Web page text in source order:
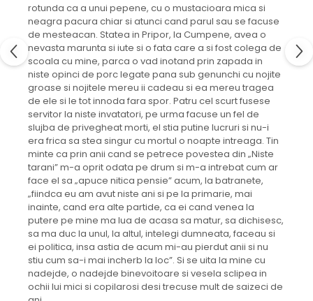
rotunda ca a unui pepene, cu o mustacioara mica si
neagra pacura chiar si atunci cand parul sau se facuse
de mesteacan. Statea in Pripor, la Cumpene, avea o
nevasta marunta si iute si o fata care a si fost colega de
scoala cu mine, parca o vad inotand prin zapada in
niste opinci de porc legate pana sub genunchi cu nojite
groase si nojitele mereu ii cadeau si ea mereu tragea
de ele si le tot innoda fara spor. Patru cel scurt fusese
servitor la niste invatatori, pe urma facuse un fel de
slujba de privegheat morti, el stia putine lucruri si nu-i
era frica sa stea singur cu mortul o noapte intreaga. Tin
minte ca prin anii cand se petrece povestea din „Niste
tarani” m-a oprit odata pe drum si m-a intrebat cum ar
face el sa „apuce nitica pensie” acum, la batranete,
„fiindca eu am avut niste ani si pe la primarie, mai
inainte, cand era alte partide, ca ei cand venea la
putere pe mine ma lua de acasa sa matur, sa dichisesc,
sa ma duc la unul, la altul, intelegi dumneata, faceau si
ei politica, insa astia de acum mi-au pierdut anii si nu
stiu cum sa-i mai incherb la loc”. Si se uita la mine cu
nadejde, o nadejde binevoitoare si vesela sclipea in
ochii lui mici si copilarosi desi trecuse mult de saizeci de